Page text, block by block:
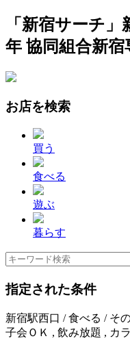
「新宿サーチ
年 協同組合新宿
お店を検索
買う
食べる
遊ぶ
暮らす
指定された条件
新宿駅西口 / 食べる / そ
子会ＯＫ , 飲み放題 , カ